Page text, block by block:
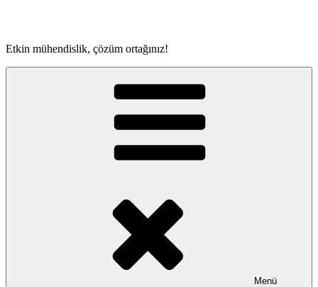
Etkin mühendislik, çözüm ortağınız!
Menü